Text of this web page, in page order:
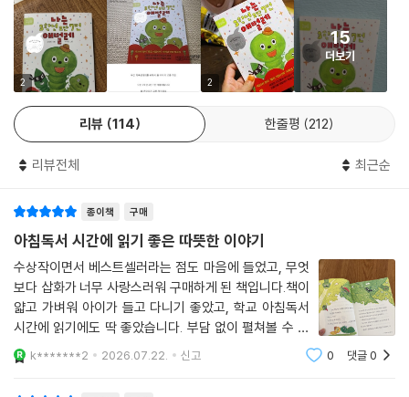
-제20회 창비 ‘좋은 어린이책’ 원고 공모 심사평(선안나 김제곤 박숙경 원
종찬)
15
더보기
리뷰 114
종이책 구매
아침독서 시간에 읽기 좋은 따뜻한 이야기
수상작이면서 베스트셀러라는 점도 마음에 들었고, 무엇
보다 삽화가 너무 사랑스러워 구매하게 된 책입니다.책이
얇고 가벼워 아이가 들고 다니기 좋았고, 학교 아침독서
시간에 읽기에도 딱 좋았습니다. 부담 없이 펼쳐볼 수 있
는 분량이라 자연스럽게 독서 습관을 이어가는 데 도움이